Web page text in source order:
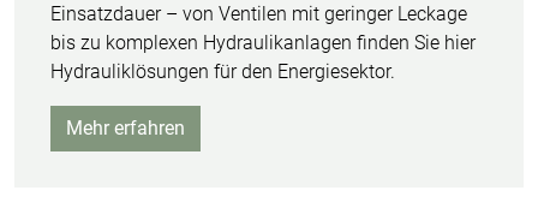
Einsatzdauer – von Ventilen mit geringer Leckage
bis zu komplexen Hydraulikanlagen finden Sie hier
Hydrauliklösungen für den Energiesektor.
Mehr erfahren